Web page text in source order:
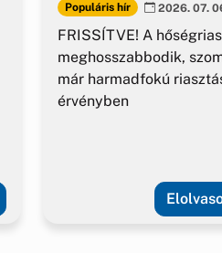
Populáris hír 2026. 07.
FRISSÍTVE! A
meghosszabbodik,
már harmadfokú
érvényben